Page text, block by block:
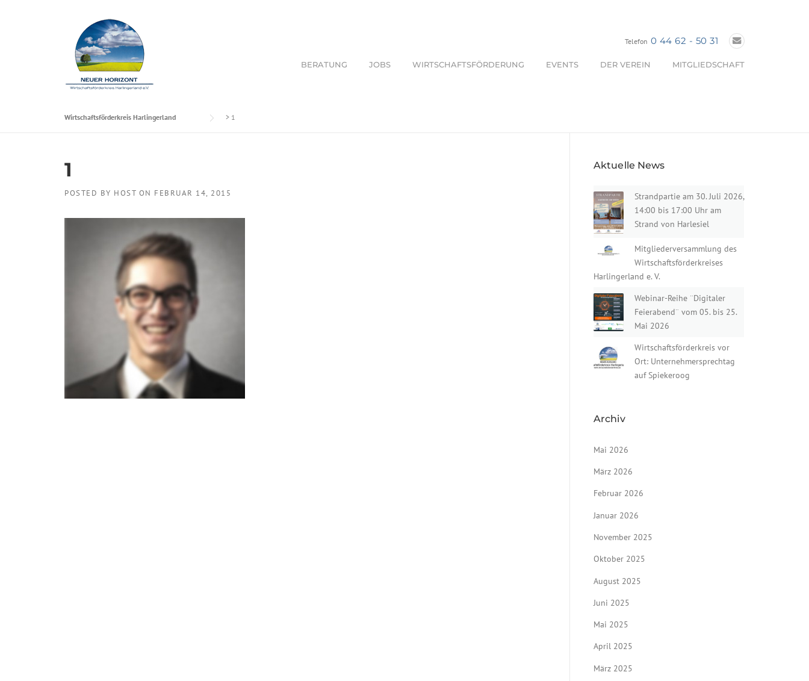
Telefon 0 44 62 - 50 31
BERATUNG JOBS WIRTSCHAFTSFÖRDERUNG EVENTS DER VEREIN MITGLIEDSCHAFT
Wirtschaftsförderkreis Harlingerland > 1
1
POSTED BY HOST ON FEBRUAR 14, 2015
Aktuelle News
Strandpartie am 30. Juli 2026,
14:00 bis 17:00 Uhr am
Strand von Harlesiel
Mitgliederversammlung des
Wirtschaftsförderkreises
Harlingerland e. V.
Webinar-Reihe ¨Digitaler
Feierabend¨ vom 05. bis 25.
Mai 2026
Wirtschaftsförderkreis vor
Ort: Unternehmersprechtag
auf Spiekeroog
Archiv
Mai 2026
März 2026
Februar 2026
Januar 2026
November 2025
Oktober 2025
August 2025
Juni 2025
Mai 2025
April 2025
März 2025